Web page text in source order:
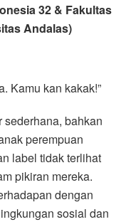
32 & Fakultas
Andalas)
Kamu kan kakak!”
sederhana, bahkan
perempuan
label tidak terlihat
pikiran mereka.
dengan
sosial dan